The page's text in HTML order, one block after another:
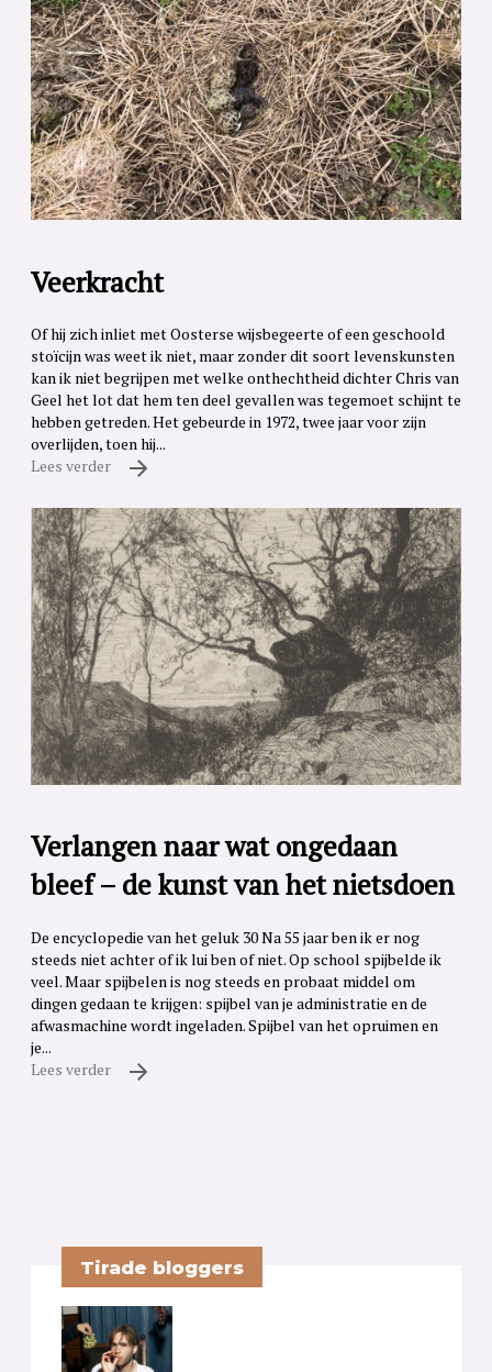
Veerkracht
Of hij zich inliet met Oosterse wijsbegeerte of een geschoold
stoïcijn was weet ik niet, maar zonder dit soort levenskunsten
kan ik niet begrijpen met welke onthechtheid dichter Chris van
Geel het lot dat hem ten deel gevallen was tegemoet schijnt te
hebben getreden. Het gebeurde in 1972, twee jaar voor zijn
overlijden, toen hij...
Lees verder
Verlangen naar wat ongedaan
bleef – de kunst van het nietsdoen
De encyclopedie van het geluk 30 Na 55 jaar ben ik er nog
steeds niet achter of ik lui ben of niet. Op school spijbelde ik
veel. Maar spijbelen is nog steeds en probaat middel om
dingen gedaan te krijgen: spijbel van je administratie en de
afwasmachine wordt ingeladen. Spijbel van het opruimen en
je...
Lees verder
Tirade bloggers